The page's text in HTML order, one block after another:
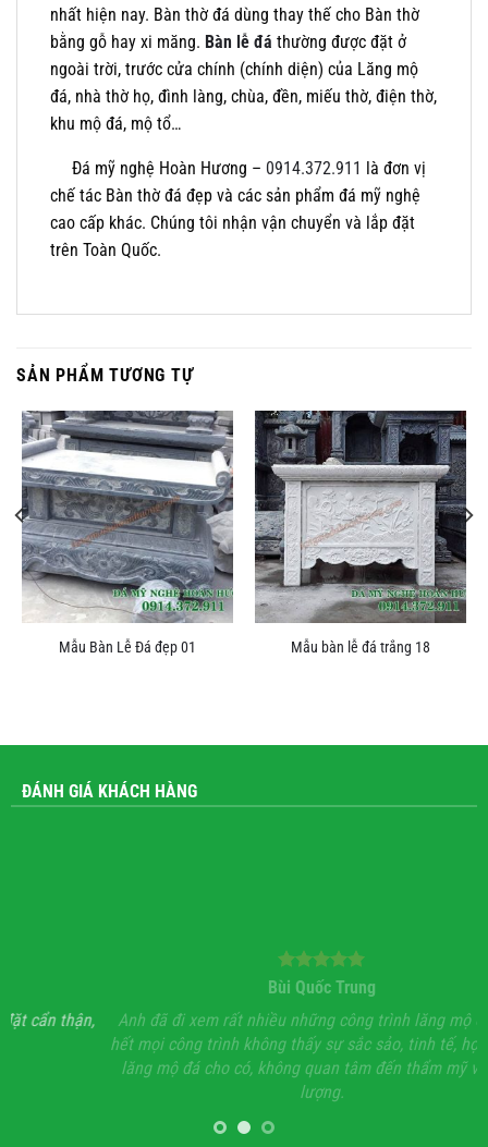
nhất hiện nay. Bàn thờ đá dùng thay thế cho Bàn thờ
bằng gỗ hay xi măng. Bàn lễ đá thường được đặt ở
ngoài trời, trước cửa chính (chính diện) của Lăng mộ
đá, nhà thờ họ, đình làng, chùa, đền, miếu thờ, điện thờ,
khu mộ đá, mộ tổ…
Đá mỹ nghệ Hoàn Hương – 0914.372.911
là đơn vị
chế tác Bàn thờ đá đẹp và các sản phẩm đá mỹ nghệ
cao cấp khác. Chúng tôi nhận vận chuyển và lắp đặt
trên Toàn Quốc.
SẢN PHẨM TƯƠNG TỰ
Mẫu Bàn Lễ Đá đẹp 01 Mẫu bàn lễ đá trắng 18
ĐÁNH GIÁ KHÁCH HÀNG
Bùi Quốc Trung
Anh đã đi xem rất nhiều những công trình lăng mộ đá, hầu
hết mọi công trình không thấy sự sắc sảo, tinh tế, họ chỉ làm
lăng mộ đá cho có, không quan tâm đến thẩm mỹ và chất